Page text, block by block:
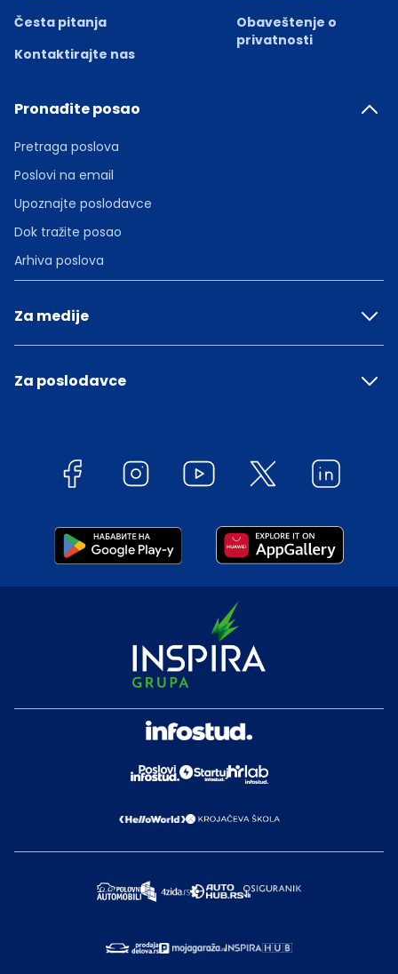
Česta pitanja
Kontaktirajte nas
Obaveštenje o
privatnosti
Pronađite posao
Pretraga poslova
Poslovi na email
Upoznajte poslodavce
Dok tražite posao
Arhiva poslova
Za medije
Za poslodavce